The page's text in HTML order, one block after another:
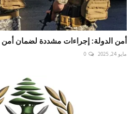
أمن الدولة: إجراءات مشددة لضمان أمن
مايو 24, 2025 0